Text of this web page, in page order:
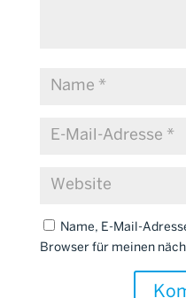
Name, E-Mail-
Browser für meinen